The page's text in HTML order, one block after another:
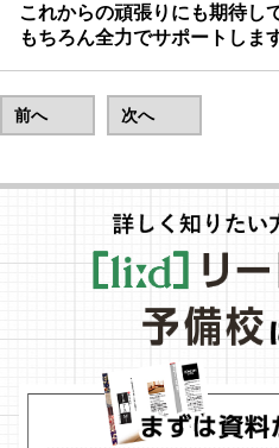
これからの頑張りにも期待し
もちろん全力でサポートしま
前へ 次へ